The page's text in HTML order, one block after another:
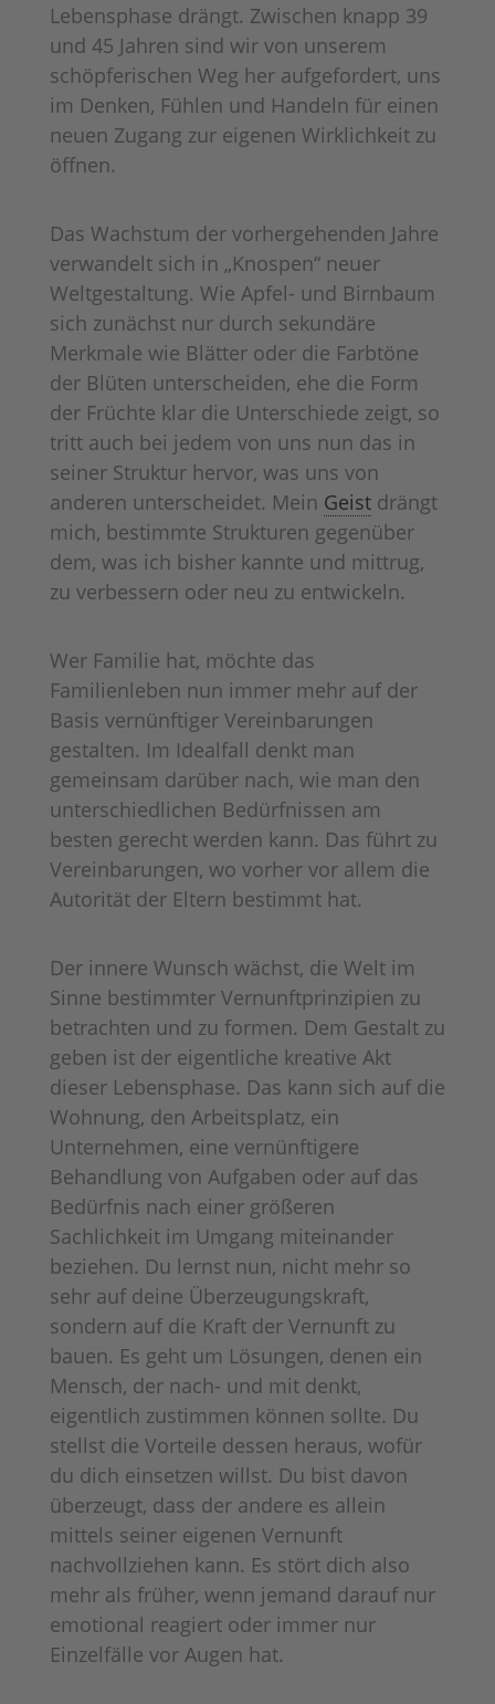
Lebensphase drängt. Zwischen knapp 39
und 45 Jahren sind wir von unserem
schöpferischen Weg her aufgefordert, uns
im Denken, Fühlen und Handeln für einen
neuen Zugang zur eigenen Wirklichkeit zu
öffnen.
Das Wachstum der vorhergehenden Jahre
verwandelt sich in „Knospen“ neuer
Weltgestaltung. Wie Apfel- und Birnbaum
sich zunächst nur durch sekundäre
Merkmale wie Blätter oder die Farbtöne
der Blüten unterscheiden, ehe die Form
der Früchte klar die Unterschiede zeigt, so
tritt auch bei jedem von uns nun das in
seiner Struktur hervor, was uns von
anderen unterscheidet. Mein Geistdrängt
mich, bestimmte Strukturen gegenüber
dem, was ich bisher kannte und mittrug,
zu verbessern oder neu zu entwickeln.
Wer Familie hat, möchte das
Familienleben nun immer mehr auf der
Basis vernünftiger Vereinbarungen
gestalten. Im Idealfall denkt man
gemeinsam darüber nach, wie man den
unterschiedlichen Bedürfnissen am
besten gerecht werden kann. Das führt zu
Vereinbarungen, wo vorher vor allem die
Autorität der Eltern bestimmt hat.
Der innere Wunsch wächst, die Welt im
Sinne bestimmter Vernunftprinzipien zu
betrachten und zu formen. Dem Gestalt zu
geben ist der eigentliche kreative Akt
dieser Lebensphase. Das kann sich auf die
Wohnung, den Arbeitsplatz, ein
Unternehmen, eine vernünftigere
Behandlung von Aufgaben oder auf das
Bedürfnis nach einer größeren
Sachlichkeit im Umgang miteinander
beziehen. Du lernst nun, nicht mehr so
sehr auf deine Überzeugungskraft,
sondern auf die Kraft der Vernunft zu
bauen. Es geht um Lösungen, denen ein
Mensch, der nach- und mit denkt,
eigentlich zustimmen können sollte. Du
stellst die Vorteile dessen heraus, wofür
du dich einsetzen willst. Du bist davon
überzeugt, dass der andere es allein
mittels seiner eigenen Vernunft
nachvollziehen kann. Es stört dich also
mehr als früher, wenn jemand darauf nur
emotional reagiert oder immer nur
Einzelfälle vor Augen hat.